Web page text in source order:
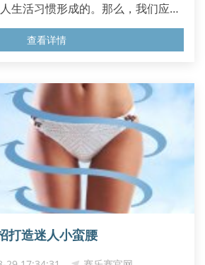
生活习惯形成的。那么，我们应该
面小编告诉大家日常多做这九件
能预防肥胖...
查看详情
打造迷人小蛮腰